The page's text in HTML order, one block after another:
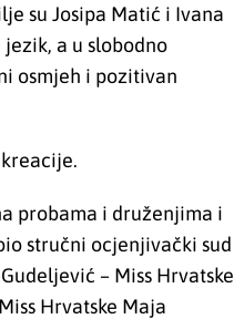
su Josipa Matić i Ivana
a u slobodno
osmjeh i pozitivan
probama i druženjima i
stručni ocjenjivački sud
– Miss Hrvatske
Hrvatske Maja